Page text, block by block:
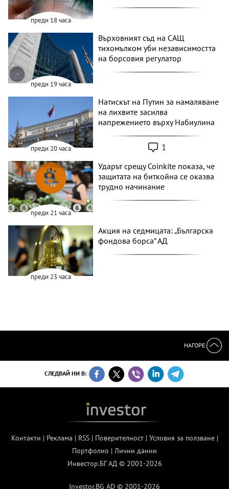
преди 18 часа
преди 19 часа
Върховният съд на САЩ
тихомълком уби независимостта
на борсовия регулатор
преди 20 часа
Натискът на Путин за намаляване
на лихвите засилва
напрежението върху Набиулина
1
преди 21 часа
Ударът срещу Coinkite показа, че
защитата на биткойна се оказва
трудно начинание
преди 23 часа
Акция на седмицата: „Българска
фондова борса“ АД
НАГОРЕ
СЛЕДВАЙ НИ В:
Контакти | Реклама | RSS| Поверителност| Условия за ползване|
Портфолио | Лични данни
Инвестор.БГ АД © 2001-2026
Investor.BG AD © 2001-2026